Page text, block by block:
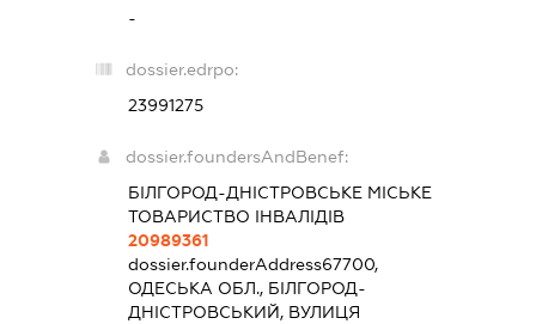
-
dossier.edrpo:
23991275
dossier.foundersAndBenef:
БІЛГОРОД-ДНІСТРОВСЬКЕ МІСЬКЕ
ТОВАРИСТВО ІНВАЛІДІВ
20989361
dossier.founderAddress67700,
ОДЕСЬКА ОБЛ., БІЛГОРОД-
ДНІСТРОВСЬКИЙ, ВУЛИЦЯ